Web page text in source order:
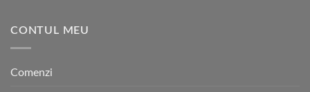
CONTUL MEU
Comenzi